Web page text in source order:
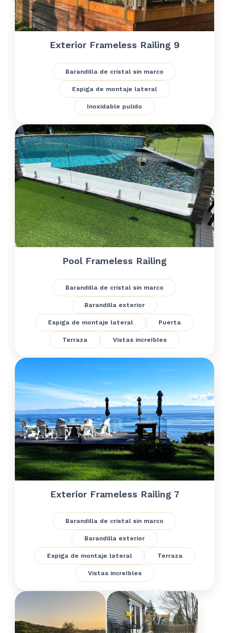
Exterior Frameless Railing 9
Barandilla de cristal sin marco
Espiga de montaje lateral
Inoxidable pulido
Pool Frameless Railing
Barandilla de cristal sin marco
Barandilla exterior
Espiga de montaje lateral Puerta
Terraza Vistas increíbles
Exterior Frameless Railing 7
Barandilla de cristal sin marco
Barandilla exterior
Espiga de montaje lateral Terraza
Vistas increíbles